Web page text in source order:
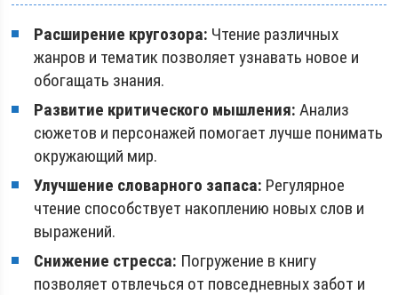
Расширение кругозора: Чтение различных
жанров и тематик позволяет узнавать новое и
обогащать знания.
Развитие критического мышления: Анализ
сюжетов и персонажей помогает лучше понимать
окружающий мир.
Улучшение словарного запаса: Регулярное
чтение способствует накоплению новых слов и
выражений.
Снижение стресса: Погружение в книгу
позволяет отвлечься от повседневных забот и